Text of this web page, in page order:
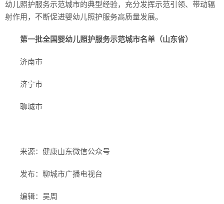
幼儿照护服务示范城市的典型经验，充分发挥示范引领、带动辐
射作用，不断促进婴幼儿照护服务高质量发展。
第一批全国婴幼儿照护服务示范城市名单（山东省）
济南市
济宁市
聊城市
来源：健康山东微信公众号
发布：聊城市广播电视台
编辑：吴周